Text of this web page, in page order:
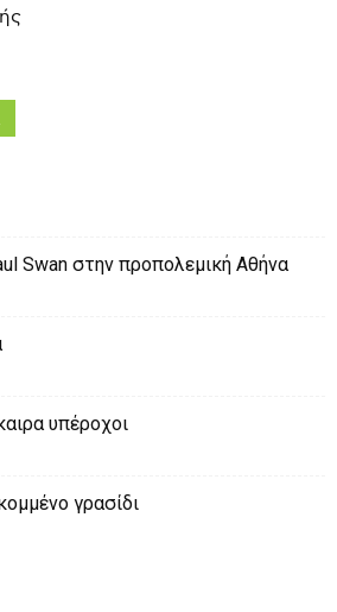
Swan στην προπολεμική Αθήνα
υπέροχοι
γρασίδι